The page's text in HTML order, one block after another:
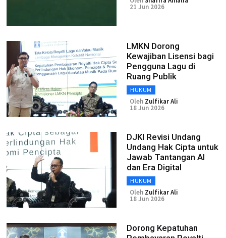
21 Jun 2026
LMKN Dorong
Kewajiban Lisensi bagi
Pengguna Lagu di
Ruang Publik
HUKUM
Oleh Zulfikar Ali
18 Jun 2026
DJKI Revisi Undang
Undang Hak Cipta untuk
Jawab Tantangan AI
dan Era Digital
HUKUM
Oleh Zulfikar Ali
18 Jun 2026
Dorong Kepatuhan